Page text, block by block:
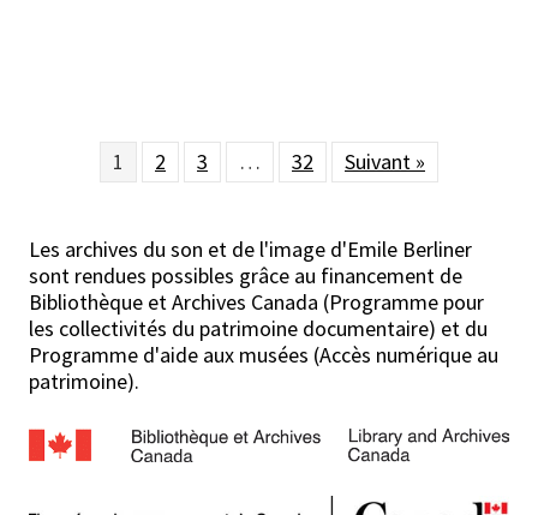
1 2 3 … 32 Suivant »
Les archives du son et de l'image d'Emile Berliner
sont rendues possibles grâce au financement de
Bibliothèque et Archives Canada (Programme pour
les collectivités du patrimoine documentaire) et du
Programme d'aide aux musées (Accès numérique au
patrimoine).